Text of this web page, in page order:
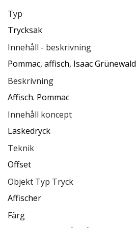
Typ
Trycksak
Innehåll - beskrivning
Pommac, affisch, Isaac Grünewald
Beskrivning
Affisch. Pommac
Innehåll koncept
Läskedryck
Teknik
Offset
Objekt Typ Tryck
Affischer
Färg